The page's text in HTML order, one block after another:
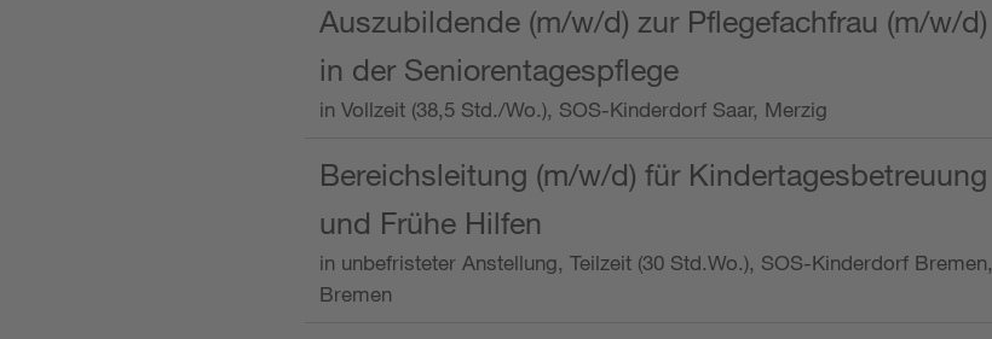
Auszubildende (m/w/d) zur Pflegefachfrau (m/w/d)
in der Seniorentagespflege
in Vollzeit (38,5 Std./Wo.), SOS-Kinderdorf Saar, Merzig
Bereichsleitung (m/w/d) für Kindertagesbetreuung
und Frühe Hilfen
in unbefristeter Anstellung, Teilzeit (30 Std.Wo.), SOS-Kinderdorf Bremen,
Bremen